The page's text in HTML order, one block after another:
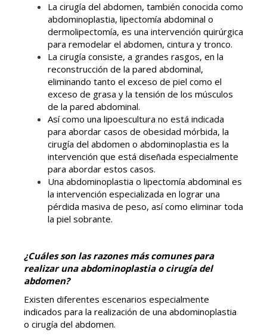
La cirugía del abdomen, también conocida como
abdominoplastia, lipectomía abdominal o
dermolipectomía, es una intervención quirúrgica
para remodelar el abdomen, cintura y tronco.
La cirugía consiste, a grandes rasgos, en la
reconstrucción de la pared abdominal,
eliminando tanto el exceso de piel como el
exceso de grasa y la tensión de los músculos
de la pared abdominal.
Así como una lipoescultura no está indicada
para abordar casos de obesidad mórbida, la
cirugía del abdomen o abdominoplastia es la
intervención que está diseñada especialmente
para abordar estos casos.
Una abdominoplastia o lipectomía abdominal es
la intervención especializada en lograr una
pérdida masiva de peso, así como eliminar toda
la piel sobrante.
¿Cuáles son las razones más comunes para
realizar una abdominoplastia o cirugía del
abdomen?
Existen diferentes escenarios especialmente
indicados para la realización de una abdominoplastia
o cirugía del abdomen.